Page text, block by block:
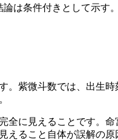
は条件付きとして示す。
。紫微斗数では、出生
全に見えることです。
ること自体が誤解の原